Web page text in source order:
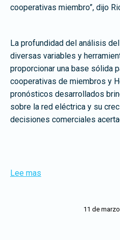
cooperativas miembro”, dijo
La profundidad del análisis
diversas variables y
proporcionar una base sólida
cooperativas de miembros y
pronósticos desarrollados
sobre la red eléctrica y su
decisiones comerciales
Lee mas
11 de